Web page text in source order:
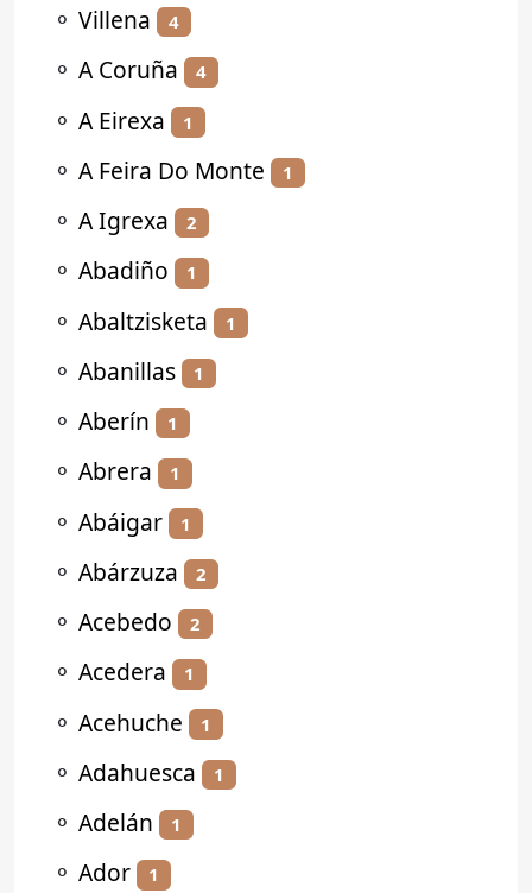
⚬ Villena 4
⚬ A Coruña 4
⚬ A Eirexa 1
⚬ A Feira Do Monte 1
⚬ A Igrexa 2
⚬ Abadiño 1
⚬ Abaltzisketa 1
⚬ Abanillas 1
⚬ Aberín 1
⚬ Abrera 1
⚬ Abáigar 1
⚬ Abárzuza 2
⚬ Acebedo 2
⚬ Acedera 1
⚬ Acehuche 1
⚬ Adahuesca 1
⚬ Adelán 1
⚬ Ador 1